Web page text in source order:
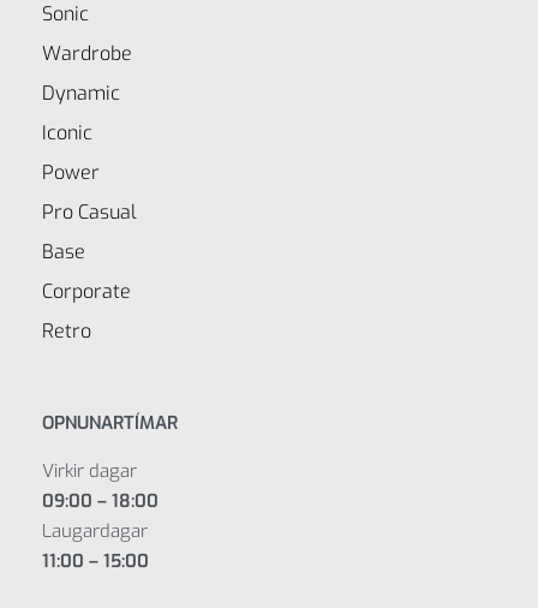
Sonic
Wardrobe
Dynamic
Iconic
Power
Pro Casual
Base
Corporate
Retro
OPNUNARTÍMAR
Virkir dagar
09:00 – 18:00
Laugardagar
11:00 – 15:00